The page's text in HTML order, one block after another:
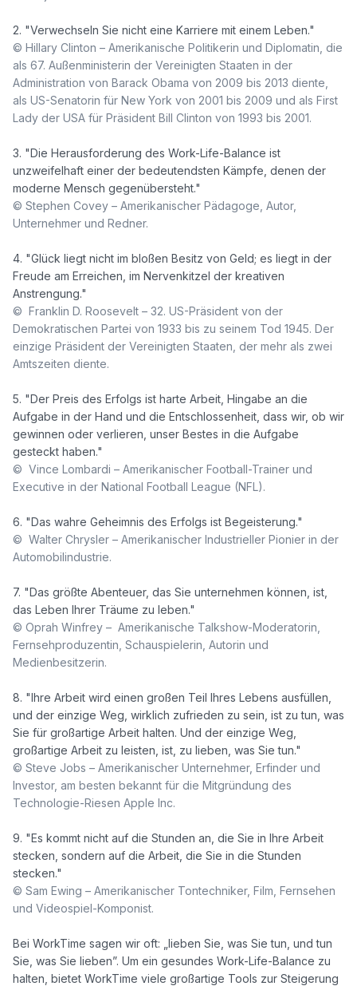
© Hillary Clinton – Amerikanische Politikerin und Diplomatin, die
als 67. Außenministerin der Vereinigten Staaten in der
Administration von Barack Obama von 2009 bis 2013 diente,
als US-Senatorin für New York von 2001 bis 2009 und als First
Lady der USA für Präsident Bill Clinton von 1993 bis 2001.
3. "Die Herausforderung des Work-Life-Balance ist
unzweifelhaft einer der bedeutendsten Kämpfe, denen der
© Stephen Covey – Amerikanischer Pädagoge, Autor,
Unternehmer und Redner.
4. "Glück liegt nicht im bloßen Besitz von Geld; es liegt in der
Freude am Erreichen, im Nervenkitzel der kreativen
©  Franklin D. Roosevelt – 32. US-Präsident von der
Demokratischen Partei von 1933 bis zu seinem Tod 1945. Der
einzige Präsident der Vereinigten Staaten, der mehr als zwei
Amtszeiten diente.
5. "Der Preis des Erfolgs ist harte Arbeit, Hingabe an die
Aufgabe in der Hand und die Entschlossenheit, dass wir, ob wir
gewinnen oder verlieren, unser Bestes in die Aufgabe
©  Vince Lombardi – Amerikanischer Football-Trainer und
Executive in der National Football League (NFL).
©  Walter Chrysler – Amerikanischer Industrieller Pionier in der
Automobilindustrie.
7. "Das größte Abenteuer, das Sie unternehmen können, ist,
© Oprah Winfrey –  Amerikanische Talkshow-Moderatorin,
Fernsehproduzentin, Schauspielerin, Autorin und
Medienbesitzerin.
8. "Ihre Arbeit wird einen großen Teil Ihres Lebens ausfüllen,
und der einzige Weg, wirklich zufrieden zu sein, ist zu tun, was
Sie für großartige Arbeit halten. Und der einzige Weg,
© Steve Jobs – Amerikanischer Unternehmer, Erfinder und
Investor, am besten bekannt für die Mitgründung des
Technologie-Riesen Apple Inc.
9. "Es kommt nicht auf die Stunden an, die Sie in Ihre Arbeit
stecken, sondern auf die Arbeit, die Sie in die Stunden
© Sam Ewing – Amerikanischer Tontechniker, Film, Fernsehen
und Videospiel-Komponist.
Bei WorkTime sagen wir oft: „lieben Sie, was Sie tun, und tun
Sie, was Sie lieben”. Um ein gesundes Work-Life-Balance zu
halten, bietet WorkTime viele großartige Tools zur Steigerung